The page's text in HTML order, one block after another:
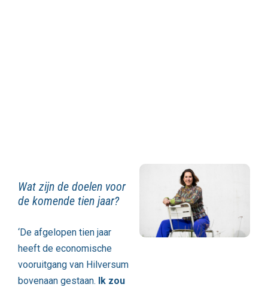
Wat zijn de doelen voor
de komende tien jaar?
‘De afgelopen tien jaar
heeft de economische
vooruitgang van Hilversum
bovenaan gestaan. Ik zou